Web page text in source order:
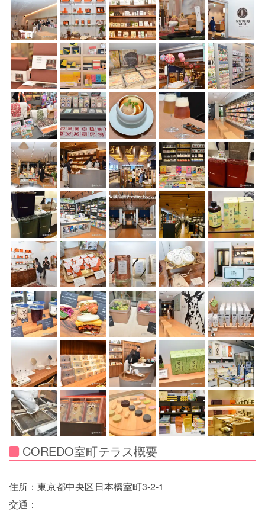
COREDO室町テラス概要
住所：東京都中央区日本橋室町3-2-1
交通：